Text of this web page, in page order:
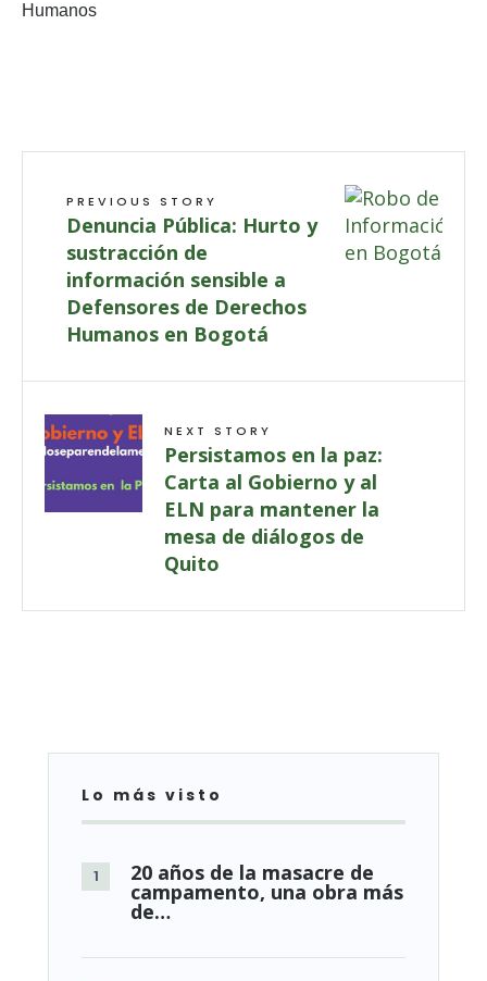
Humanos
PREVIOUS STORY
Denuncia Pública: Hurto y
sustracción de
información sensible a
Defensores de Derechos
Humanos en Bogotá
NEXT STORY
Persistamos en la paz:
Carta al Gobierno y al
ELN para mantener la
mesa de diálogos de
Quito
Lo más visto
20 años de la masacre de
campamento, una obra más
de…